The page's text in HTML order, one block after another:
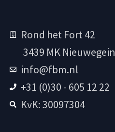
Rond het Fort 42
3439 MK Nieuwegein
info@fbm.nl
+31 (0)30 - 605 12 22
KvK: 30097304